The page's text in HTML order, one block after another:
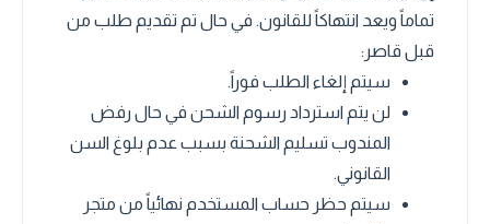
تماماً ويعد انتهاكاً للقانون. في حال تم تقديم طلب من
قبل قاصر:
سيتم إلغاء الطلب فوراً.
لن يتم استرداد رسوم الشحن في حال رفض
المندوب تسليم الشحنة بسبب عدم بلوغ السن
القانوني.
سيتم حظر حساب المستخدم نهائياً من متجر